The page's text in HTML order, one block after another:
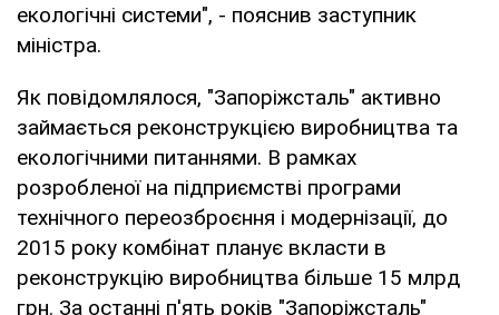
екологічні системи", - пояснив заступник
міністра.
Як повідомлялося, "Запоріжсталь" активно
займається реконструкцією виробництва та
екологічними питаннями. В рамках
розробленої на підприємстві програми
технічного переозброєння і модернізації, до
2015 року комбінат планує вкласти в
реконструкцію виробництва більше 15 млрд
грн. За останні п'ять років "Запоріжсталь"